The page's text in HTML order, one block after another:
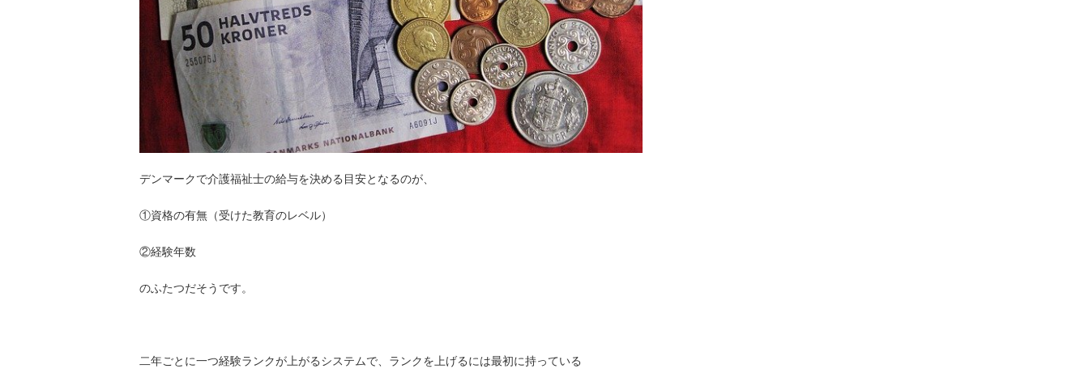
デンマークで介護福祉士の給与を決める目安となるのが、
①資格の有無（受けた教育のレベル）
②経験年数
のふたつだそうです。
二年ごとに一つ経験ランクが上がるシステムで、ランクを上げるには最初に持っている